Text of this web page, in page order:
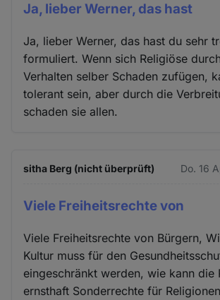
Ja, lieber Werner, das hast
Ja, lieber Werner, das hast du sehr
formuliert. Wenn sich Religiöse
Verhalten selber Schaden zufügen,
tolerant sein, aber durch die
schaden sie allen.
sitha Berg (nicht überprüft) Do. 16
Viele Freiheitsrechte von
Viele Freiheitsrechte von Bürgern,
Kultur muss für den
eingeschränkt werden, wie kann die
ernsthaft Sonderrechte für